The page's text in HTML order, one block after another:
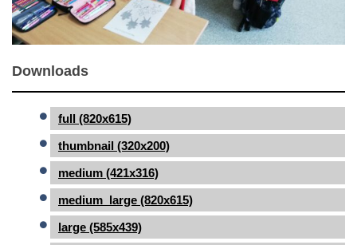
Downloads
full (820x615)
thumbnail (320x200)
medium (421x316)
medium_large (820x615)
large (585x439)